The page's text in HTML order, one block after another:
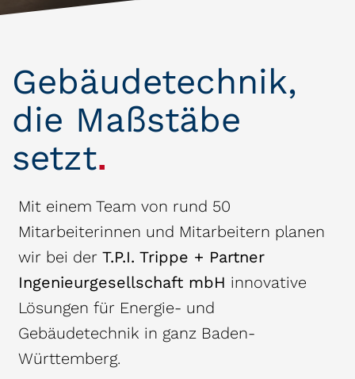
Gebäude­technik,
die Maß­stäbe
setzt.
Mit einem Team von rund 50
Mitarbeiterinnen und Mitarbeitern planen
wir bei der T.P.I. Trippe + Partner
Ingenieurgesellschaft mbH innovative
Lösungen für Energie- und
Gebäudetechnik in ganz Baden-
Württemberg.